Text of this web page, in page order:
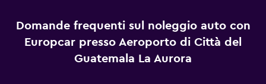
Domande frequenti sul noleggio auto con
Europcar presso Aeroporto di Città del
Guatemala La Aurora